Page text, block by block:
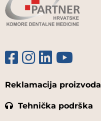
Reklamacija proizvoda
Tehnička podrška